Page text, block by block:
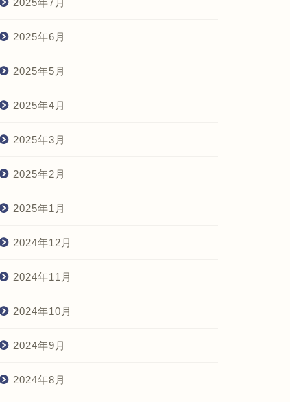
2025年6月
2025年5月
2025年4月
2025年3月
2025年2月
2025年1月
2024年12月
2024年11月
2024年10月
2024年9月
2024年8月